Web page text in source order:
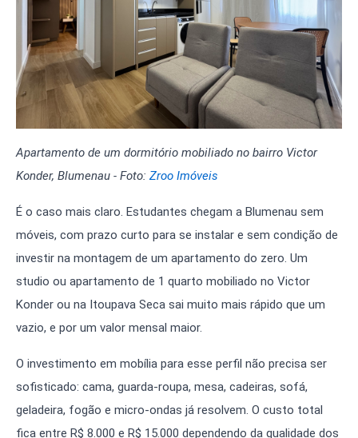
Apartamento de um dormitório mobiliado no bairro Victor
Konder, Blumenau - Foto: Zroo Imóveis
É o caso mais claro. Estudantes chegam a Blumenau sem
móveis, com prazo curto para se instalar e sem condição de
investir na montagem de um apartamento do zero. Um
studio ou apartamento de 1 quarto mobiliado no Victor
Konder ou na Itoupava Seca sai muito mais rápido que um
vazio, e por um valor mensal maior.
O investimento em mobília para esse perfil não precisa ser
sofisticado: cama, guarda-roupa, mesa, cadeiras, sofá,
geladeira, fogão e micro-ondas já resolvem. O custo total
fica entre R$ 8.000 e R$ 15.000 dependendo da qualidade dos